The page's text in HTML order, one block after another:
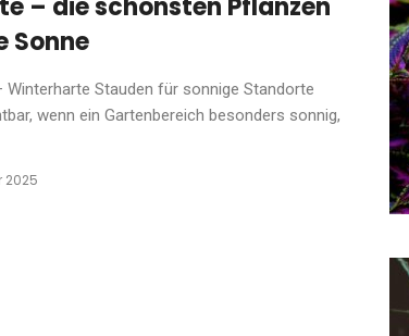
Sonne
Winterharte Stauden für sonnige Standorte
wenn ein Gartenbereich besonders sonnig,
2025